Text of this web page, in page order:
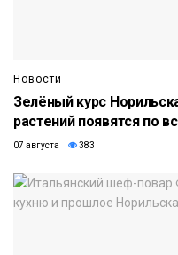
Новости
Зелёный курс
растений появятся по
07 августа 383